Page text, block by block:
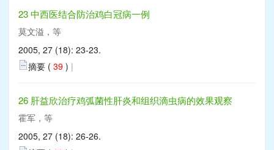
23 中西医结合防治鸡白冠病一例
莫文溢，等
2005, 27 (18): 23-23.
摘要 ( 39 ) |
26 肝益欣治疗鸡弧菌性肝炎和组织滴虫病的效果观察
霍军，等
2005, 27 (18): 26-26.